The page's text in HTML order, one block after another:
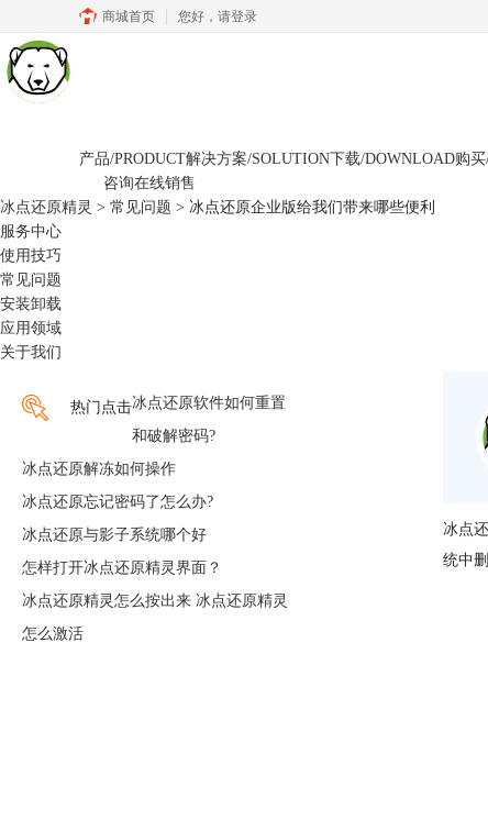
商城首页 您好， 请登录
产品/PRODUCT解决方案/SOLUTION下载/DOWNLOAD购
咨询在线销售
冰点还原精灵 > 常见问题 > 冰点还原企业版给我们带来哪些便利
服务中心
使用技巧
常见问题
安装卸载
应用领域
关于我们
热门点击冰点还原软件如何重置
和破解密码?
冰点还原解冻如何操作
冰点还原忘记密码了怎么办?
冰点还原与影子系统哪个好
怎样打开冰点还原精灵界面？
冰点还原精灵怎么按出来 冰点还原精灵
怎么激活
冰点
统中